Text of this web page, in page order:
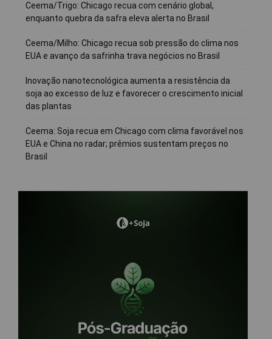
Ceema/Trigo: Chicago recua com cenário global,
enquanto quebra da safra eleva alerta no Brasil
Ceema/Milho: Chicago recua sob pressão do clima nos
EUA e avanço da safrinha trava negócios no Brasil
Inovação nanotecnológica aumenta a resistência da
soja ao excesso de luz e favorecer o crescimento inicial
das plantas
Ceema: Soja recua em Chicago com clima favorável nos
EUA e China no radar; prêmios sustentam preços no
Brasil